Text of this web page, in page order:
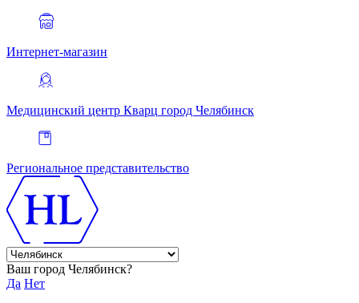
Интернет-магазин
Медицинский центр Кварц город Челябинск
Региональное представительство
Ваш город Челябинск?
Да Нет